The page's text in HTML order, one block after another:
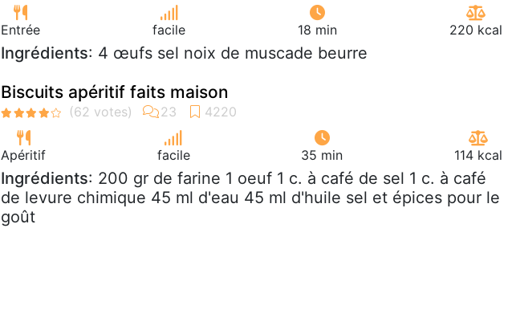
Entrée facile 18 min 220 kcal
Ingrédients: 4 œufs sel noix de muscade beurre
Biscuits apéritif faits maison
Apéritif facile 35 min 114 kcal
Ingrédients: 200 gr de farine 1 oeuf 1 c. à café de sel 1 c. à café
de levure chimique 45 ml d'eau 45 ml d'huile sel et épices pour le
goût